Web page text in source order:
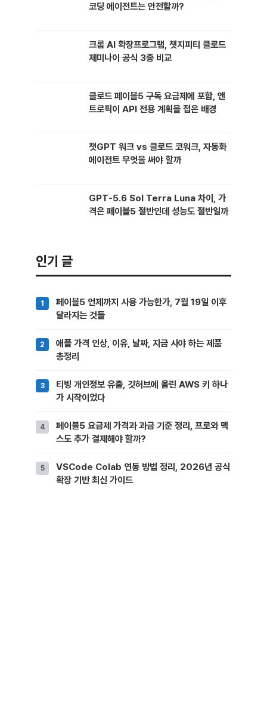
코딩 에이전트는 안전할까?
크롬 AI 확장프로그램, 챗지피티 클로드
제미나이 공식 3종 비교
클로드 페이블5 구독 요금제에 포함, 앤
트로픽이 API 전용 계획을 접은 배경
챗GPT 워크 vs 클로드 코워크, 자동화
에이전트 무엇을 써야 할까
GPT-5.6 Sol Terra Luna 차이, 가
격은 페이블5 절반인데 성능도 절반일까
인기 글
페이블5 언제까지 사용 가능한가, 7월 19일 이후
달라지는 것들
애플 가격 인상, 이유, 날짜, 지금 사야 하는 제품
총정리
티빙 개인정보 유출, 깃허브에 올린 AWS 키 하나
가 시작이었다
페이블5 요금제 가격과 과금 기준 정리, 프로와 맥
스도 추가 결제해야 할까?
VSCode Colab 연동 방법 정리, 2026년 공식
확장 기반 최신 가이드